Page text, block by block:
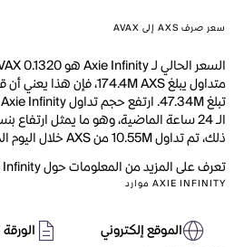
سعر صرف AXS إلى AVAX
ذلك، تم تداول 10.55M من AXS خلال اليوم الماضي.
تعرف على المزيد من المعلومات حول Axie Infinity هنا.
AXIE INFINITY موارد
الموقع إلكتروني